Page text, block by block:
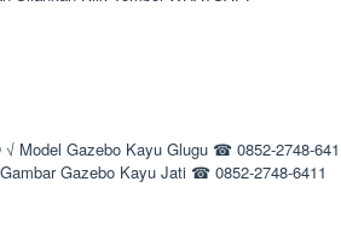
Gazebo Kayu Jati ☎ 0852-2748-6411